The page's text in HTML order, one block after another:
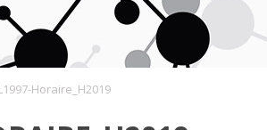
Horaire_H2019